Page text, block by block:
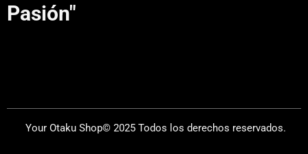
Pasión"
Your Otaku Shop© 2025 Todos los derechos reservados.